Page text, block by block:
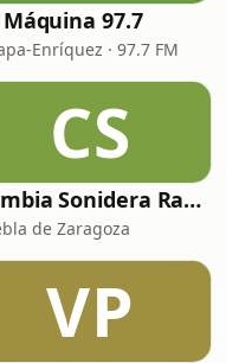
Máquina 97.7
Enríquez · 97.7 FM
CS
Cumbia Sonidera Radio
de Zaragoza
VP